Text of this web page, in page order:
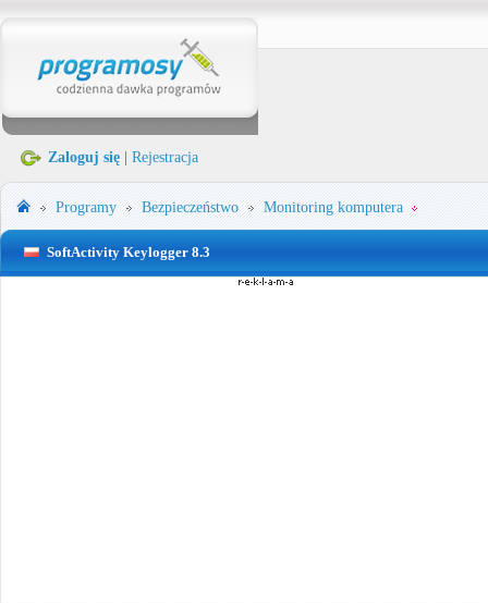
Zaloguj się Rejestracja
Programy Bezpieczeństwo Monitoring komputera
SoftActivity Keylogger 8.3